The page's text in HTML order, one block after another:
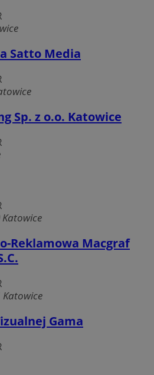
Satto Media
Sp. z o.o. Katowice
Katowice
Reklamowa Macgraf
Katowice
Gama